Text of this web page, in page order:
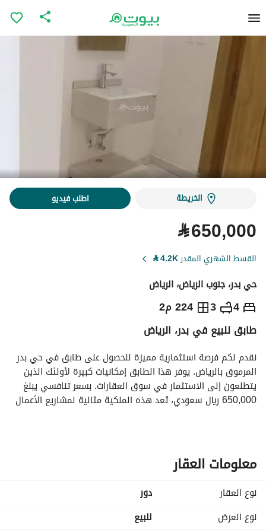
الخريطة اطلب فيديو
⃁650,000
القسط الشهري المقدر4.2K
⃁
حي بدر، جنوب الرياض، الرياض
4
3 224 م2 ⃁
650,000
التفاصيل معلومات ترخيص الإعلانطابق للبيع في بدر، الرياض
- **النوع**: طابق
- **الغرض**: للبيع
- **الموقع**: بدر، الرياض
- **السعر**: 650,000 ريال سعودي
- **مفروش**: غير مفروش
- **المساحة الكلية**: متوفرة عند الاستفسار
معلومات العقار
نوع العقار
دور
نوع العرض
للبيع